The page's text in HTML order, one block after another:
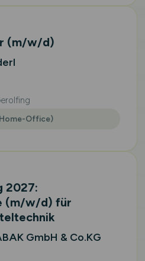
(m/w/d)
Office)
2027:
(m/w/d) für
GmbH & Co.KG